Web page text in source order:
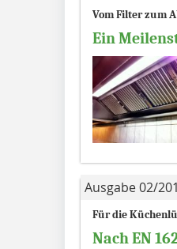
Vom Filter zum
Ein
Ausgabe 02/
Für die
Nach EN